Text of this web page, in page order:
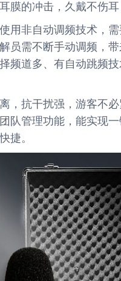
膜的冲击，久戴不伤耳
用非自动调频技术，
员需不断手动调频，
频道多、有自动跳频
，抗干扰强，游客不
队管理功能，能实现
捷。